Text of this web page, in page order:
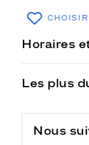
Horaires
Les plus
Nous